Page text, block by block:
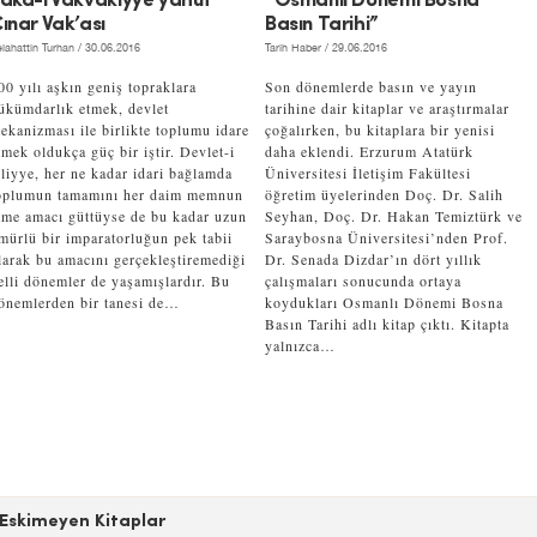
Vak’ası
Turhan / 30.06.2016
yılı aşkın geniş topraklara
etmek, devlet
ile birlikte toplumu idare
oldukça güç bir iştir. Devlet-i
her ne kadar idari bağlamda
tamamını her daim memnun
amacı güttüyse de bu kadar uzun
bir imparatorluğun pek tabii
bu amacını gerçekleştiremediği
dönemler de yaşamışlardır. Bu
bir tanesi de…
Basın Tarihi”
Tarih Haber / 29.06.2016
Son dönemlerde basın ve yayın
tarihine dair kitaplar ve araştırmalar
çoğalırken, bu kitaplara bir yenisi
daha eklendi. Erzurum Atatürk
Üniversitesi İletişim Fakültesi
öğretim üyelerinden Doç. Dr. Salih
Seyhan, Doç. Dr. Hakan Temiztürk ve
Saraybosna Üniversitesi’nden Prof.
Dr. Senada Dizdar’ın dört yıllık
çalışmaları sonucunda ortaya
koydukları Osmanlı Dönemi Bosna
Basın Tarihi adlı kitap çıktı. Kitapta
yalnızca…
Eskimeyen Kitaplar